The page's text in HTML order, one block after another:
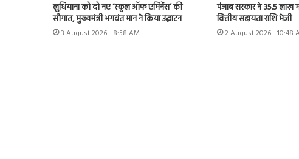
लुधियाना को दो नए ‘स्कूल ऑफ एमिनेंस’ की
सौगात, मुख्यमंत्री भगवंत मान ने किया उद्घाटन
3 August 2026 - 8:58 AM
पंजाब सरकार ने 35.5 लाख
वित्तीय सहायता राशि भेजी
2 August 2026 - 10:48